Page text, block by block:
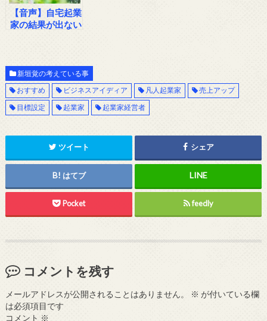
【音声】自宅起業
家の結果が出ない
新垣覚の考えている事
おすすめ
ビジネスアイディア 凡人起業家
売上アップ
目標設定
起業家 起業家経営者
ツイート シェア
はてブ
Pocket feedly
コメントを残す
メールアドレスが公開されることはありません。 ※ が付いている欄
は必須項目です
コメント ※